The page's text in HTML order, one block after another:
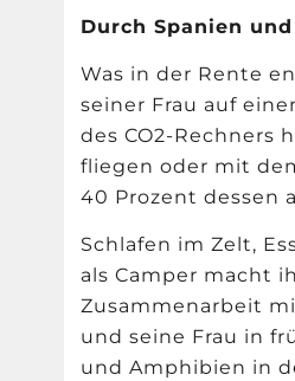
Durch Spanien
Was in der Rente
seiner Frau auf
des CO2-Rechners
fliegen oder mit
40 Prozent dessen
Schlafen im Zelt,
als Camper macht
Zusammenarbeit
und seine Frau in
und Amphibien in